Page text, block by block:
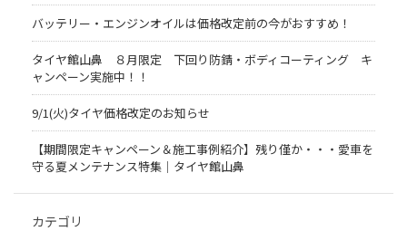
バッテリー・エンジンオイルは価格改定前の今がおすすめ！
タイヤ館山鼻 ８月限定 下回り防錆・ボディコーティング キ
ャンペーン実施中！！
9/1(火)タイヤ価格改定のお知らせ
【期間限定キャンペーン＆施工事例紹介】残り僅か・・・愛車を
守る夏メンテナンス特集｜タイヤ館山鼻
カテゴリ